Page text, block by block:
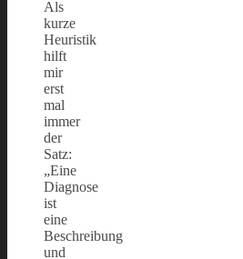
Als
kurze
Heuristik
hilft
mir
erst
mal
immer
der
Satz:
„Eine
Diagnose
ist
eine
Beschreibung
und